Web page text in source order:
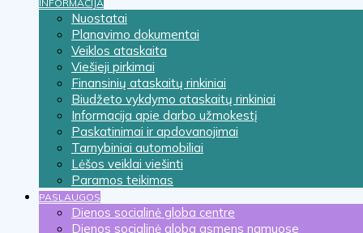
INFORMACIJA
Nuostatai
Planavimo dokumentai
Veiklos ataskaita
Viešieji pirkimai
Finansinių ataskaitų rinkiniai
Biudžeto vykdymo ataskaitų rinkiniai
Informacija apie darbo užmokestį
Paskatinimai ir apdovanojimai
Tarnybiniai automobiliai
Lėšos veiklai viešinti
Paramos teikimas
PASLAUGOS
Dienos socialinė globa centre
Dienos socialinė globa asmens namuose